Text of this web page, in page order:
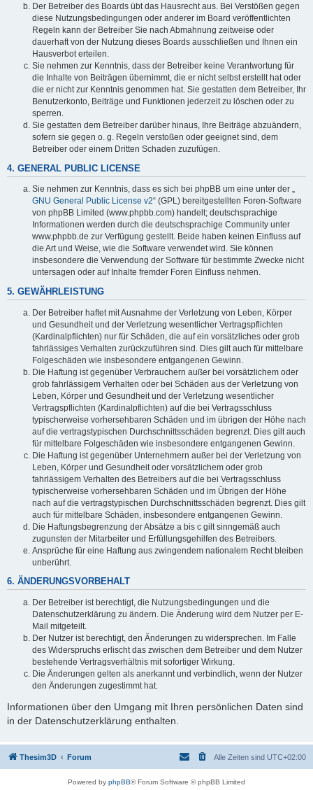
Der Betreiber des Boards übt das Hausrecht aus. Bei Verstößen gegen
diese Nutzungsbedingungen oder anderer im Board veröffentlichten
Regeln kann der Betreiber Sie nach Abmahnung zeitweise oder
dauerhaft von der Nutzung dieses Boards ausschließen und Ihnen ein
Hausverbot erteilen.
Sie nehmen zur Kenntnis, dass der Betreiber keine Verantwortung für
die Inhalte von Beiträgen übernimmt, die er nicht selbst erstellt hat oder
die er nicht zur Kenntnis genommen hat. Sie gestatten dem Betreiber, Ihr
Benutzerkonto, Beiträge und Funktionen jederzeit zu löschen oder zu
sperren.
Sie gestatten dem Betreiber darüber hinaus, Ihre Beiträge abzuändern,
sofern sie gegen o. g. Regeln verstoßen oder geeignet sind, dem
Betreiber oder einem Dritten Schaden zuzufügen.
4. GENERAL PUBLIC LICENSE
Sie nehmen zur Kenntnis, dass es sich bei phpBB um eine unter der „
GNU General Public License v2“ (GPL) bereitgestellten Foren-Software
von phpBB Limited (www.phpbb.com) handelt; deutschsprachige
Informationen werden durch die deutschsprachige Community unter
www.phpbb.de zur Verfügung gestellt. Beide haben keinen Einfluss auf
die Art und Weise, wie die Software verwendet wird. Sie können
insbesondere die Verwendung der Software für bestimmte Zwecke nicht
untersagen oder auf Inhalte fremder Foren Einfluss nehmen.
5. GEWÄHRLEISTUNG
Der Betreiber haftet mit Ausnahme der Verletzung von Leben, Körper
und Gesundheit und der Verletzung wesentlicher Vertragspflichten
(Kardinalpflichten) nur für Schäden, die auf ein vorsätzliches oder grob
fahrlässiges Verhalten zurückzuführen sind. Dies gilt auch für mittelbare
Folgeschäden wie insbesondere entgangenen Gewinn.
Die Haftung ist gegenüber Verbrauchern außer bei vorsätzlichem oder
grob fahrlässigem Verhalten oder bei Schäden aus der Verletzung von
Leben, Körper und Gesundheit und der Verletzung wesentlicher
Vertragspflichten (Kardinalpflichten) auf die bei Vertragsschluss
typischerweise vorhersehbaren Schäden und im übrigen der Höhe nach
auf die vertragstypischen Durchschnittsschäden begrenzt. Dies gilt auch
für mittelbare Folgeschäden wie insbesondere entgangenen Gewinn.
Die Haftung ist gegenüber Unternehmern außer bei der Verletzung von
Leben, Körper und Gesundheit oder vorsätzlichem oder grob
fahrlässigem Verhalten des Betreibers auf die bei Vertragsschluss
typischerweise vorhersehbaren Schäden und im Übrigen der Höhe
nach auf die vertragstypischen Durchschnittsschäden begrenzt. Dies gilt
auch für mittelbare Schäden, insbesondere entgangenen Gewinn.
Die Haftungsbegrenzung der Absätze a bis c gilt sinngemäß auch
zugunsten der Mitarbeiter und Erfüllungsgehilfen des Betreibers.
Ansprüche für eine Haftung aus zwingendem nationalem Recht bleiben
unberührt.
6. ÄNDERUNGSVORBEHALT
Der Betreiber ist berechtigt, die Nutzungsbedingungen und die
Datenschutzerklärung zu ändern. Die Änderung wird dem Nutzer per E-
Mail mitgeteilt.
Der Nutzer ist berechtigt, den Änderungen zu widersprechen. Im Falle
des Widerspruchs erlischt das zwischen dem Betreiber und dem Nutzer
bestehende Vertragsverhältnis mit sofortiger Wirkung.
Die Änderungen gelten als anerkannt und verbindlich, wenn der Nutzer
den Änderungen zugestimmt hat.
Informationen über den Umgang mit Ihren persönlichen Daten sind
in der Datenschutzerklärung enthalten.
Thesim3D Forum Alle Zeiten sind UTC+02:00
Powered by phpBB® Forum Software © phpBB Limited